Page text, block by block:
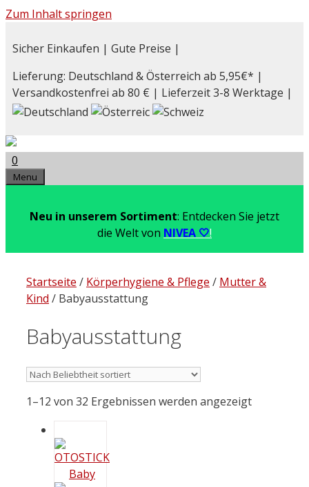
Zum Inhalt springen
Sicher Einkaufen | Gute Preise |
Lieferung: Deutschland & Österreich ab 5,95€* |
Versandkostenfrei ab 80 € | Lieferzeit 3-8 Werktage |
0
Menu
Neu in unserem Sortiment: Entdecken Sie jetzt
die Welt von NIVEA 🤍!
Startseite / Körperhygiene & Pflege / Mutter &
Kind / Babyausstattung
Babyausstattung
1–12 von 32 Ergebnissen werden angezeigt